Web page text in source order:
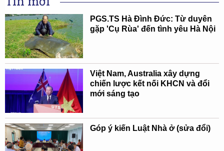
PGS.TS Hà Đình Đức: Từ duyên
gặp 'Cụ Rùa' đến tình yêu Hà Nội
Việt Nam, Australia xây dựng
chiến lược kết nối KHCN và đổi
mới sáng tạo
Góp ý kiến Luật Nhà ở (sửa đổi)